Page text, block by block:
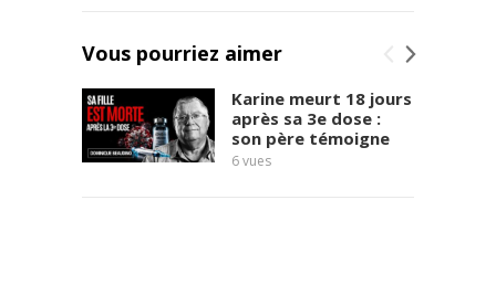
par-une-
liberation...
Read more
Vous pourriez aimer
Karine meurt 18 jours
après sa 3e dose :
son père témoigne
6vues